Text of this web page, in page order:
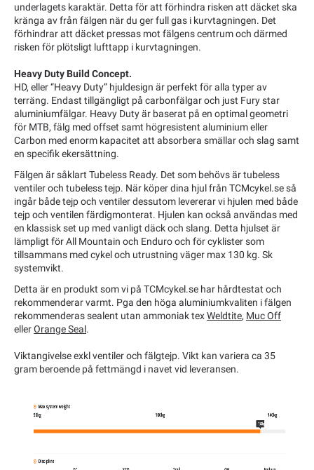
underlagets karaktär. Detta för att förhindra risken att däcket ska
kränga av från fälgen när du ger full gas i kurvtagningen. Det
förhindrar att däcket pressas mot fälgens centrum och därmed
risken för plötsligt lufttapp i kurvtagningen.
Heavy Duty Build Concept.
HD, eller “Heavy Duty” hjuldesign är perfekt för alla typer av
terräng. Endast tillgängligt på carbonfälgar och just Fury star
aluminiumfälgar. Heavy Duty är baserat på en optimal geometri
för MTB, fälg med offset samt högresistent aluminium eller
Carbon med enorm kapacitet att absorbera smällar och slag samt
en specifik ekersättning.
Fälgen är såklart Tubeless Ready. Det som behövs är tubeless
ventiler och tubeless tejp. När köper dina hjul från TCMcykel.se så
ingår både tejp och ventiler dessutom levererar vi hjulen med både
tejp och ventilen färdigmonterat. Hjulen kan också användas med
en klassisk set up med vanligt däck och slang. Detta hjulset är
lämpligt för All Mountain och Enduro och för cyklister som
tillsammans med cykel och utrustning väger max 130 kg. Sk
systemvikt.
Detta är en produkt som vi på TCMcykel.se har hårdtestat och
rekommenderar varmt. Pga den höga aluminiumkvaliten i fälgen
rekommenderas sealent utan ammoniak texWeldtite, Muc Off
ellerOrange Seal.
Viktangivelse exkl ventiler och fälgtejp. Vikt kan variera ca 35
gram beroende på fettmängd i navet vid leveransen.